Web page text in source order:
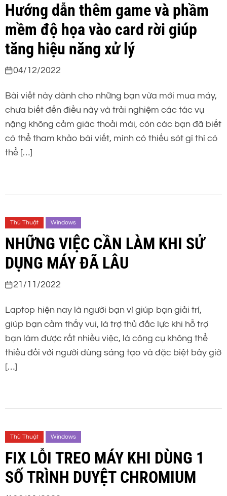
Hướng dẫn thêm game và phầm
mềm độ họa vào card rời giúp
tăng hiệu năng xử lý
04/12/2022
Bài viết này dành cho những bạn vừa mới mua máy,
chưa biết đến điều này và trải nghiệm các tác vụ
nặng không cảm giác thoải mái, còn các bạn đã biết
có thể tham khảo bài viết, mình có thiếu sót gì thì có
thể […]
Thủ Thuật Windows
NHỮNG VIỆC CẦN LÀM KHI SỬ
DỤNG MÁY ĐÃ LÂU
21/11/2022
Laptop hiện nay là người bạn vì giúp bạn giải trí,
giúp bạn cảm thấy vui, là trợ thủ đắc lực khi hỗ trợ
bạn làm được rất nhiều việc, là công cụ không thể
thiếu đối với người dùng sáng tạo và đặc biệt bây giờ
[…]
Thủ Thuật Windows
FIX LỖI TREO MÁY KHI DÙNG 1
SỐ TRÌNH DUYỆT CHROMIUM